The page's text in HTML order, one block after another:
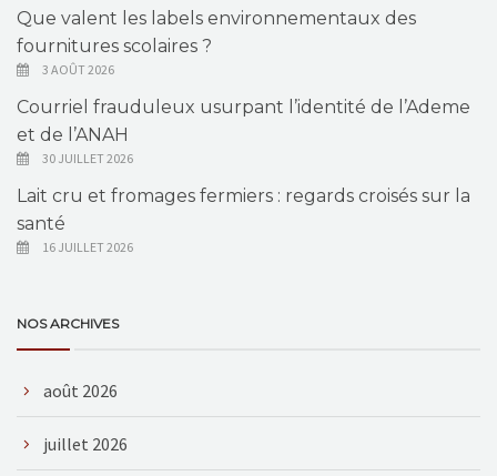
Que valent les labels environnementaux des
fournitures scolaires ?
3 AOÛT 2026
Courriel frauduleux usurpant l’identité de l’Ademe
et de l’ANAH
30 JUILLET 2026
Lait cru et fromages fermiers : regards croisés sur la
santé
16 JUILLET 2026
NOS ARCHIVES
août 2026
juillet 2026